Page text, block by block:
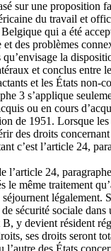
sur une proposition
du travail et
qui a été
des problèmes
qu’envisage la
et conclus entre
et les États non-
3 s’applique
ou en cours
de 1951. Lorsque
des droits
c’est l’article 24,
l’article 24,
le même traitement
légalement.
sécurité sociale
B, y devient résident
ses droits seront
l’autre des États